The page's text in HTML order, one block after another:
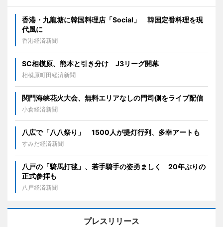
香港・九龍塘に韓国料理店「Social」 韓国定番料理を現
代風に
香港経済新聞
SC相模原、熊本と引き分け J3リーグ開幕
相模原町田経済新聞
関門海峡花火大会、無料エリアなしの門司側をライブ配信
小倉経済新聞
八広で「八八祭り」 1500人が提灯行列、多幸アートも
すみだ経済新聞
八戸の「騎馬打毬」、若手騎手の姿勇ましく 20年ぶりの
正式参拝も
八戸経済新聞
プレスリリース